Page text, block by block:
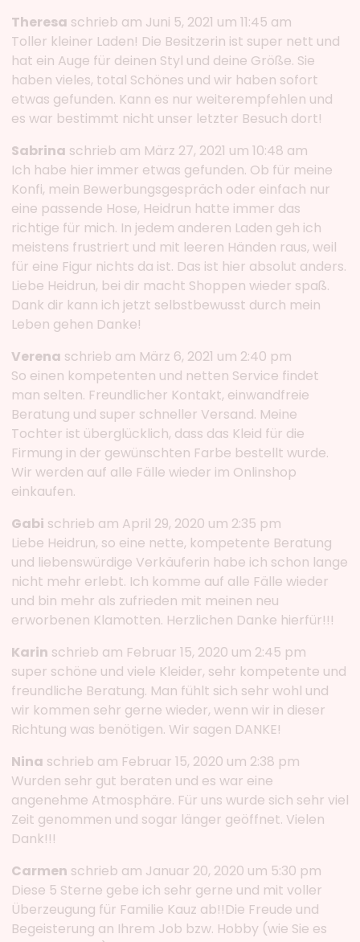
Theresa schrieb am Juni 5, 2021 um 11:45 am
Toller kleiner Laden! Die Besitzerin ist super nett und
hat ein Auge für deinen Styl und deine Größe. Sie
haben vieles, total Schönes und wir haben sofort
etwas gefunden. Kann es nur weiterempfehlen und
es war bestimmt nicht unser letzter Besuch dort!
Sabrina schrieb am März 27, 2021 um 10:48 am
Ich habe hier immer etwas gefunden. Ob für meine
Konfi, mein Bewerbungsgespräch oder einfach nur
eine passende Hose, Heidrun hatte immer das
richtige für mich. In jedem anderen Laden geh ich
meistens frustriert und mit leeren Händen raus, weil
für eine Figur nichts da ist. Das ist hier absolut anders.
Liebe Heidrun, bei dir macht Shoppen wieder spaß.
Dank dir kann ich jetzt selbstbewusst durch mein
Leben gehen Danke!
Verena schrieb am März 6, 2021 um 2:40 pm
So einen kompetenten und netten Service findet
man selten. Freundlicher Kontakt, einwandfreie
Beratung und super schneller Versand. Meine
Tochter ist überglücklich, dass das Kleid für die
Firmung in der gewünschten Farbe bestellt wurde.
Wir werden auf alle Fälle wieder im Onlinshop
einkaufen.
Gabi schrieb am April 29, 2020 um 2:35 pm
Liebe Heidrun, so eine nette, kompetente Beratung
und liebenswürdige Verkäuferin habe ich schon lange
nicht mehr erlebt. Ich komme auf alle Fälle wieder
und bin mehr als zufrieden mit meinen neu
erworbenen Klamotten. Herzlichen Danke hierfür!!!
Karin schrieb am Februar 15, 2020 um 2:45 pm
super schöne und viele Kleider, sehr kompetente und
freundliche Beratung. Man fühlt sich sehr wohl und
wir kommen sehr gerne wieder, wenn wir in dieser
Richtung was benötigen. Wir sagen DANKE!
Nina schrieb am Februar 15, 2020 um 2:38 pm
Wurden sehr gut beraten und es war eine
angenehme Atmosphäre. Für uns wurde sich sehr viel
Zeit genommen und sogar länger geöffnet. Vielen
Dank!!!
Carmen schrieb am Januar 20, 2020 um 5:30 pm
Diese 5 Sterne gebe ich sehr gerne und mit voller
Überzeugung für Familie Kauz ab!!Die Freude und
Begeisterung an Ihrem Job bzw. Hobby (wie Sie es